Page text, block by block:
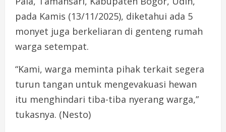
pada Kamis (13/11/2025), diketahui ada 5
monyet juga berkeliaran di genteng rumah
warga setempat.
“Kami, warga meminta pihak terkait segera
turun tangan untuk mengevakuasi hewan
itu menghindari tiba-tiba nyerang warga,”
tukasnya. (Nesto)